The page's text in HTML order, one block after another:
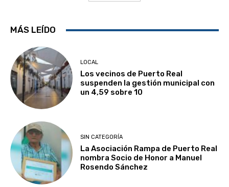
MÁS LEÍDO
LOCAL
Los vecinos de Puerto Real
suspenden la gestión municipal con
un 4,59 sobre 10
SIN CATEGORÍA
La Asociación Rampa de Puerto Real
nombra Socio de Honor a Manuel
Rosendo Sánchez